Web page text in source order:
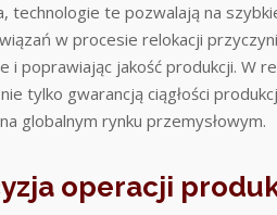
technologie te pozwalają na
w procesie relokacji
poprawiając jakość produkcji. W
tylko gwarancją ciągłości
globalnym rynku przemysłowym.
operacji